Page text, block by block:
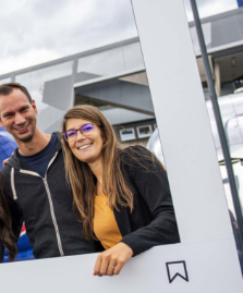
Seiten
Alle anzeigen